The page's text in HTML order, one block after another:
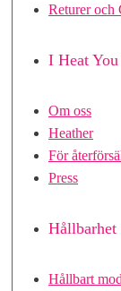
Returer och
I Heat You
Om oss
Heather
För
Press
Hållbarhet
Hållbart